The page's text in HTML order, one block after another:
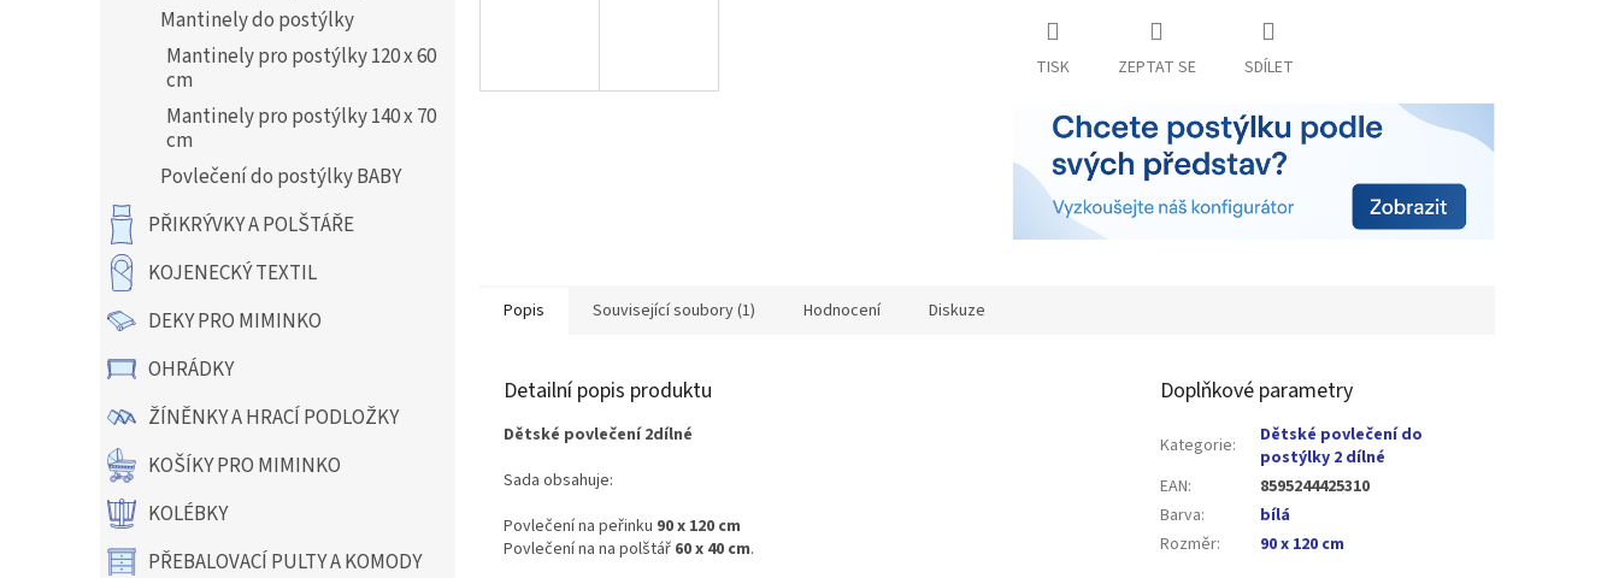
Mantinely do postýlky
Mantinely pro postýlky 120 x 60
cm
Mantinely pro postýlky 140 x 70
cm
Povlečení do postýlky BABY
PŘIKRÝVKY A POLŠTÁŘE
KOJENECKÝ TEXTIL
DEKY PRO MIMINKO
OHRÁDKY
ŽÍNĚNKY A HRACÍ PODLOŽKY
KOŠÍKY PRO MIMINKO
KOLÉBKY
PŘEBALOVACÍ PULTY A KOMODY
TISK ZEPTAT SE SDÍLET
Popis Související soubory (1) Hodnocení Diskuze
Detailní popis produktu
Dětské povlečení 2dílné
Sada obsahuje:
Povlečení na peřinku 90 x 120 cm
Povlečení na na polštář 60 x 40 cm.
Doplňkové parametry
Kategorie:
Dětské povlečení do
postýlky 2 dílné
EAN:
8595244425310
Barva:
bílá
Rozměr: 90 x 120 cm